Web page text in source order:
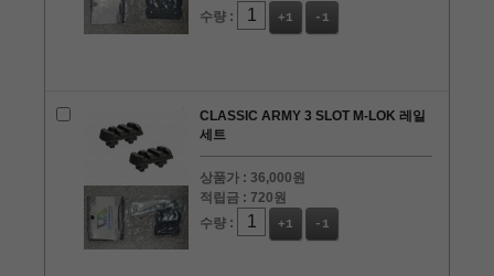
수량 :
+1 -1
CLASSIC ARMY 3 SLOT M-LOK 레일
세트
상품가 :36,000원
적립금 :720원
수량 :
+1 -1